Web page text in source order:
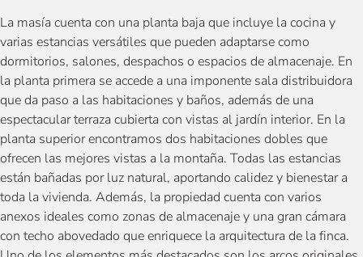
La masía cuenta con una planta baja que incluye la cocina y
varias estancias versátiles que pueden adaptarse como
dormitorios, salones, despachos o espacios de almacenaje. En
la planta primera se accede a una imponente sala distribuidora
que da paso a las habitaciones y baños, además de una
espectacular terraza cubierta con vistas al jardín interior. En la
planta superior encontramos dos habitaciones dobles que
ofrecen las mejores vistas a la montaña. Todas las estancias
están bañadas por luz natural, aportando calidez y bienestar a
toda la vivienda. Además, la propiedad cuenta con varios
anexos ideales como zonas de almacenaje y una gran cámara
con techo abovedado que enriquece la arquitectura de la finca.